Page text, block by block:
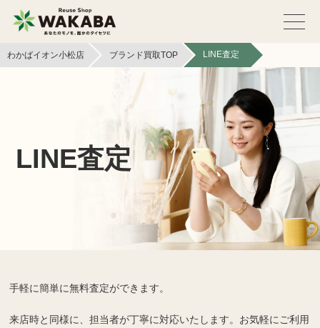
わかばイオン小松店 ブランド買取TOP LINE査定
LINE査定
手軽に簡単に無料査定ができます。
来店時と同様に、担当者が丁寧に対応いたします。お気軽にご利用